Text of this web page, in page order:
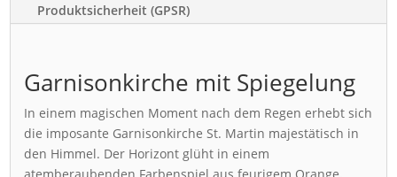
Produktsicherheit (GPSR)
Garnisonkirche mit Spiegelung
In einem magischen Moment nach dem Regen erhebt sich
die imposante Garnisonkirche St. Martin majestätisch in
den Himmel. Der Horizont glüht in einem